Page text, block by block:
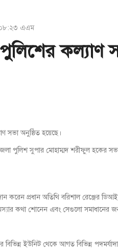
০৮:২৩ এএম
কল্যাণ
সভা অনুষ্ঠিত হয়েছে।
পুলিশ সুপার মোহাম্মদ শরীফুল হকের
করেন প্রধান অতিথি বরিশাল রেঞ্জের
কথা শোনেন এবং সেগুলো সমাধানের জন্য
ইউনিট থেকে আগত বিভিন্ন